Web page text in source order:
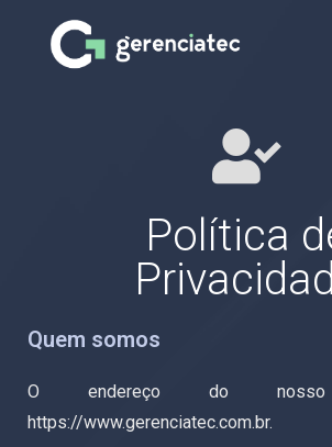
Política
Quem somos
O endereço do
https://www.gerenciatec.com.br.